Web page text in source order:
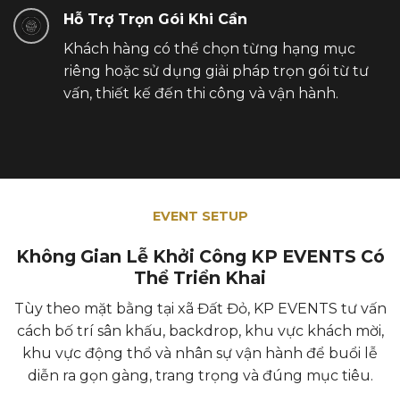
Hỗ Trợ Trọn Gói Khi Cần
Khách hàng có thể chọn từng hạng mục
riêng hoặc sử dụng giải pháp trọn gói từ tư
vấn, thiết kế đến thi công và vận hành.
EVENT SETUP
Không Gian Lễ Khởi Công KP EVENTS Có
Thể Triển Khai
Tùy theo mặt bằng tại xã Đất Đỏ, KP EVENTS tư vấn
cách bố trí sân khấu, backdrop, khu vực khách mời,
khu vực động thổ và nhân sự vận hành để buổi lễ
diễn ra gọn gàng, trang trọng và đúng mục tiêu.